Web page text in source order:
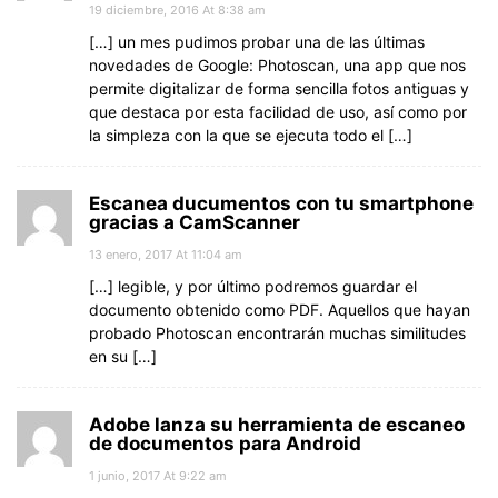
19 diciembre, 2016 At 8:38 am
[…] un mes pudimos probar una de las últimas
novedades de Google: Photoscan, una app que nos
permite digitalizar de forma sencilla fotos antiguas y
que destaca por esta facilidad de uso, así como por
la simpleza con la que se ejecuta todo el […]
Escanea ducumentos con tu smartphone
gracias a CamScanner
13 enero, 2017 At 11:04 am
[…] legible, y por último podremos guardar el
documento obtenido como PDF. Aquellos que hayan
probado Photoscan encontrarán muchas similitudes
en su […]
Adobe lanza su herramienta de escaneo
de documentos para Android
1 junio, 2017 At 9:22 am